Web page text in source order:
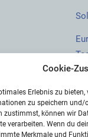
Cookie-
Erlebnis zu
zu speichern und/
zustimmst, können wir
verarbeiten. Wenn du
Merkmale und